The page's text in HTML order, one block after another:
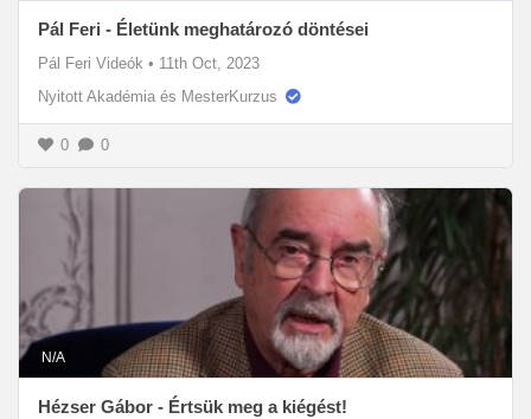
Pál Feri - Életünk meghatározó döntései
Pál Feri Videók • 11th Oct, 2023
Nyitott Akadémia és MesterKurzus
0 0
N/A
Hézser Gábor - Értsük meg a kiégést!